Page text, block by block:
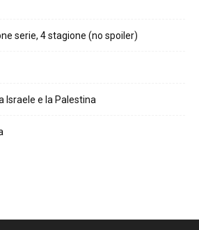
serie, 4 stagione (no spoiler)
Israele e la Palestina